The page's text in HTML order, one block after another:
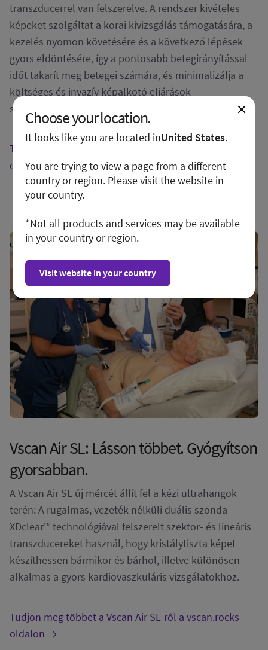
transzducerrel van felszerelve. A rendszer kivételes
képeket szolgáltat a korai kivizsgálás támogatására, a
kezelés nyomon követésére és a következő lépések
gyors eldöntésére, így a pontosabb betegirányítással
időt takarít meg betegei számára, és minimalizálja a
költséges és invazív képalkotó eljárások
szükségességét.
Tudjon meg többet a Vscan Air CL-ről a vscan.rocks
oldalon
Vscan Air SL: Lásson többet. Gyógyítson
gyorsabban.
A Vscan Air SL új mércét állít fel a kézi ultrahangok
terén: A rugalmas, vezeték nélküli duális szonda
XDclear™ technológiával felszerelt szektor- és lineáris
transzducereket használ, hogy kristálytiszta képet
készíthessen bármikor és bárhol, illetve különösen
alkalmas a gyors kardiovaszkuláris vizsgálatokhoz.
Tudjon meg többet a Vscan Air SL-ről a vscan.rocks
oldalon
Choose your location.
It looks like you are located inUnited States.
You are trying to view a page from a different
country or region. Please visit the website in
your country.
*Not all products and services may be available
in your country or region.
Visit website in your country